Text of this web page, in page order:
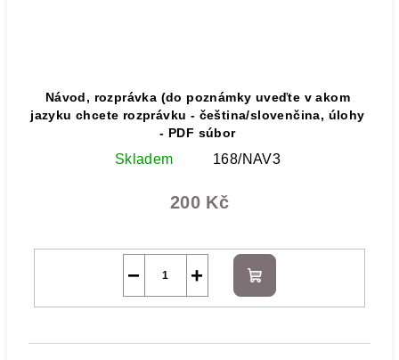
Návod, rozprávka (do poznámky uveďte v akom
jazyku chcete rozprávku - čeština/slovenčina, úlohy
- PDF súbor
Skladem 168/NAV3
200 Kč
+
−
Do
košíku